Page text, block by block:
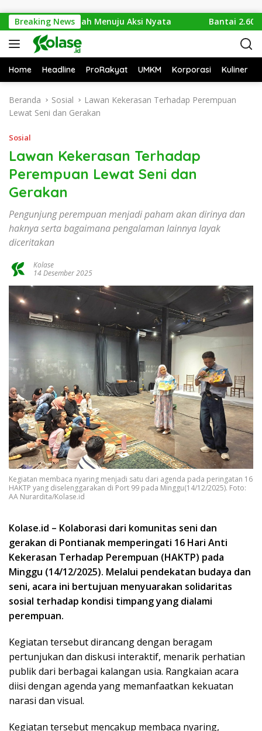
Breaking News
Isu Sampah Menuju Aksi Nyata Bantai 2.600
Home Headline ProRakyat UMKM Korporasi Kuliner
Beranda Sosial
Lawan Kekerasan Terhadap Perempuan
Lewat Seni dan Gerakan
Sosial
Lawan Kekerasan Terhadap
Perempuan Lewat Seni dan
Gerakan
Pengunjung perempuan menjadi paham akan dirinya dan
haknya serta bagaimana pengalaman lainnya layak
diceritakan
Kolase
14 Desember 2025
Kegiatan membaca nyaring menjadi satu dari agenda pada peringatan 16
HAKTP yang diselenggarakan di Port 99 pada Minggu(14/12/2025). Foto:
AA Nurardita/Kolase.id
Kolase.id – Kolaborasi dari komunitas seni dan
gerakan di Pontianak memperingati 16 Hari Anti
Kekerasan Terhadap Perempuan (HAKTP) pada
Minggu (14/12/2025). Melalui pendekatan budaya dan
seni, acara ini bertujuan menyuarakan solidaritas
sosial terhadap kondisi timpang yang dialami
perempuan.
Kegiatan tersebut dirancang dengan beragam
pertunjukan dan diskusi interaktif, menarik perhatian
publik dari berbagai kalangan usia. Rangkaian acara
diisi dengan agenda yang memanfaatkan kekuatan
narasi dan visual.
Kegiatan tersebut mencakup membaca nyaring,